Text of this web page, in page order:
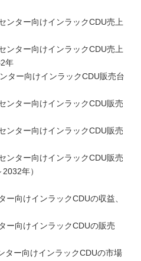
ンター向けインラックCDU売上
ンター向けインラックCDU売上
年
ター向けインラックCDU販売台
ンター向けインラックCDU販売
ンター向けインラックCDU販売
ンター向けインラックCDU販売
年）
向けインラックCDUの収益、
ー向けインラックCDUの販売
ター向けインラックCDUの市場